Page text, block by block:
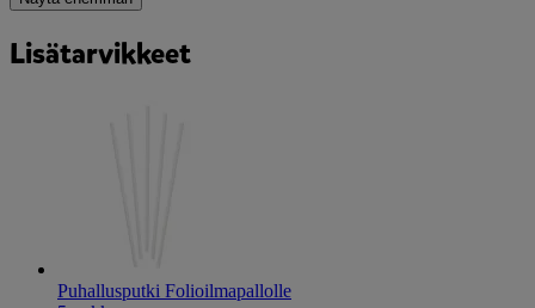
Lisätarvikkeet
Puhallusputki Folioilmapallolle